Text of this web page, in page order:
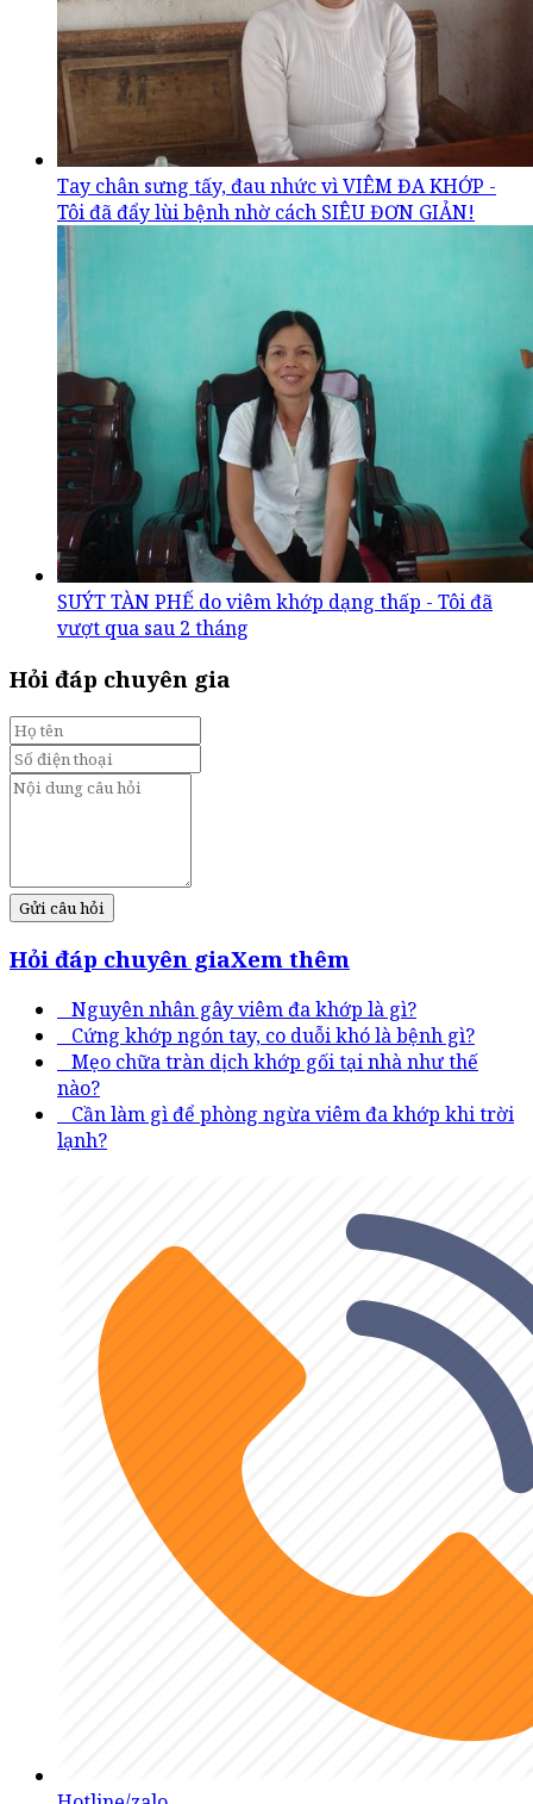
Tay chân sưng tấy, đau nhức vì VIÊM ĐA KHỚP -
Tôi đã đẩy lùi bệnh nhờ cách SIÊU ĐƠN GIẢN!
SUÝT TÀN PHẾ do viêm khớp dạng thấp - Tôi đã
vượt qua sau 2 tháng
Hỏi đáp chuyên gia
Gửi câu hỏi
Hỏi đáp chuyên giaXem thêm
Nguyên nhân gây viêm đa khớp là gì?
Cứng khớp ngón tay, co duỗi khó là bệnh gì?
Mẹo chữa tràn dịch khớp gối tại nhà như thế
nào?
Cần làm gì để phòng ngừa viêm đa khớp khi trời
lạnh?